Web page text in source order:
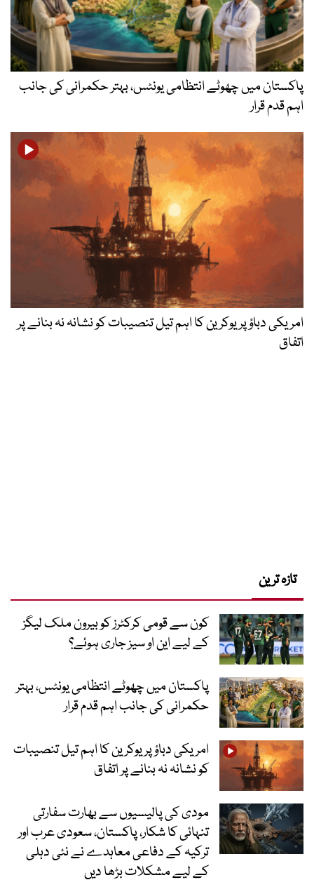
پاکستان میں چھوٹے انتظامی یونٹس، بہتر حکمرانی کی جانب
اہم قدم قرار
امریکی دباؤ پر یوکرین کا اہم تیل تنصیبات کو نشانہ نہ بنانے پر
اتفاق
تازہ ترین
کون سے قومی کرکٹرز کو بیرون ملک لیگز
کے لیے این او سیز جاری ہوئے؟
پاکستان میں چھوٹے انتظامی یونٹس، بہتر
حکمرانی کی جانب اہم قدم قرار
امریکی دباؤ پر یوکرین کا اہم تیل تنصیبات
کو نشانہ نہ بنانے پر اتفاق
مودی کی پالیسیوں سے بھارت سفارتی
تنہائی کا شکار، پاکستان، سعودی عرب اور
ترکیہ کے دفاعی معاہدے نے نئی دہلی
کے لیے مشکلات بڑھا دیں